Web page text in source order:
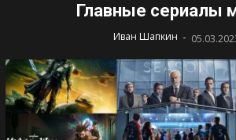
Главные сериалы
Иван Шапкин -